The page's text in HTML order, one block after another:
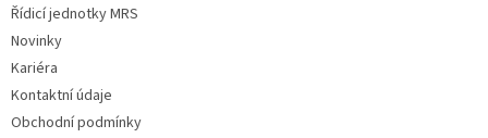
Řídicí jednotky MRS
Novinky
Kariéra
Kontaktní údaje
Obchodní podmínky